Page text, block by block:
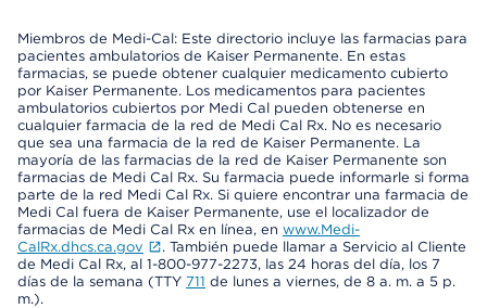
Miembros de Medi-Cal: Este directorio incluye las farmacias para
pacientes ambulatorios de Kaiser Permanente. En estas
farmacias, se puede obtener cualquier medicamento cubierto
por Kaiser Permanente. Los medicamentos para pacientes
ambulatorios cubiertos por Medi Cal pueden obtenerse en
cualquier farmacia de la red de Medi Cal Rx. No es necesario
que sea una farmacia de la red de Kaiser Permanente. La
mayoría de las farmacias de la red de Kaiser Permanente son
farmacias de Medi Cal Rx. Su farmacia puede informarle si forma
parte de la red Medi Cal Rx. Si quiere encontrar una farmacia de
Medi Cal fuera de Kaiser Permanente, use el localizador de
farmacias de Medi Cal Rx en línea, en www.Medi-
CalRx.dhcs.ca.gov
. También puede llamar a Servicio al Cliente
de Medi Cal Rx, al 1-800-977-2273, las 24 horas del día, los 7
días de la semana (TTY 711 de lunes a viernes, de 8 a. m. a 5 p.
m.).